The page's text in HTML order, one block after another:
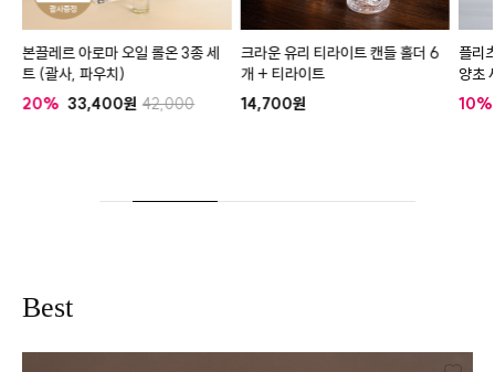
본끌레르 아로마 오일 롤온 3종 세
트 (괄사, 파우치)
20% 33,400 42,000
크라운 유리 티라이트 캔들 홀더 6
개 + 티라이트
14,700
플리
양초
10%
Best